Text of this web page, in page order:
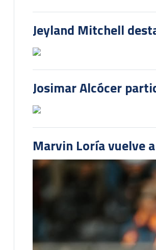
Jeyland Mitchell
Josimar Alcócer
Marvin Loría vuelve